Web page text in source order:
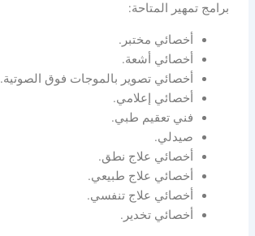
برامج تمهير المتاحة:
أخصائي مختبر.
أخصائي أشعة.
أخصائي تصوير بالموجات فوق الصوتية.
أخصائي إعلامي.
فني تعقيم طبي.
صيدلي.
أخصائي علاج نطق.
أخصائي علاج طبيعي.
أخصائي علاج تنفسي.
أخصائي تخدير.